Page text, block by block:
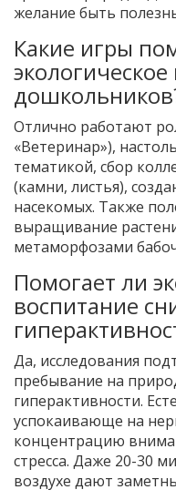
желание быть
Какие игры
Отлично работают
«Ветеринар»),
тематикой, сбор
(камни, листья),
насекомых. Также
выращивание
метаморфозами
Помогает ли
воспитание
Да, исследования
пребывание на
гиперактивности.
успокаивающе на
концентрацию
стресса. Даже 20-30
воздухе дают